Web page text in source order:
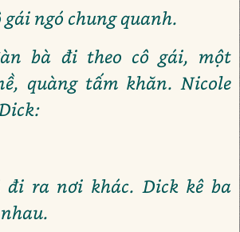
ngó chung quanh.
bà đi theo cô gái, một
quàng tấm khăn. Nicole
ra nơi khác. Dick kê ba